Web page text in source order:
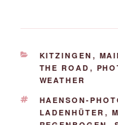
KATEGORIEN
KITZINGEN ,
THE ROAD ,
WEATHER
HAENSON-
LADENHÜTER ,